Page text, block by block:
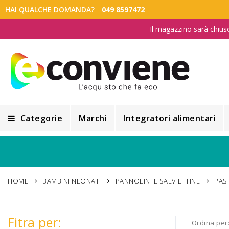
HAI QUALCHE DOMANDA? 049 8597472
Il magazzino sarà
Categorie
Alimentazione e Dietetica
Marchi Integratori alimentari
HOME BAMBINI NEONATI PANNOLINI E SALVIETTINE
Ordina per
Fitra per: